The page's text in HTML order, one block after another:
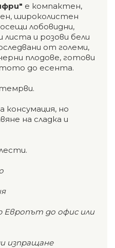
е компактен,
широколистен
лобовидни,
и розови бели
от големи,
плодове, готови
до есента.
консумация, но
на сладка и
Европът до офис или
изпращане